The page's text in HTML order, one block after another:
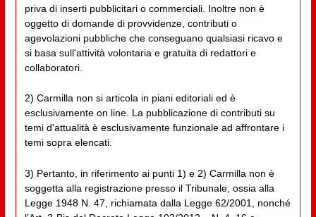
priva di inserti pubblicitari o commerciali. Inoltre non è
oggetto di domande di provvidenze, contributi o
agevolazioni pubbliche che conseguano qualsiasi ricavo e
si basa sull'attività volontaria e gratuita di redattori e
collaboratori.
2) Carmilla non si articola in piani editoriali ed è
esclusivamente on line. La pubblicazione di contributi su
temi d'attualità è esclusivamente funzionale ad affrontare i
temi sopra elencati.
3) Pertanto, in riferimento ai punti 1) e 2) Carmilla non è
soggetta alla registrazione presso il Tribunale, ossia alla
Legge 1948 N. 47, richiamata dalla Legge 62/2001, nonché